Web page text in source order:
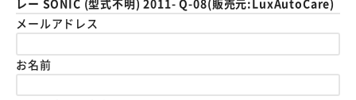
レー SONIC (型式不明) 2011- Q-08(販売元:LuxAutoCare)
メールアドレス
お名前